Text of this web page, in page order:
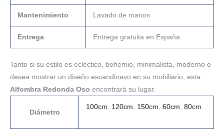
Mantenimiento Lavado de manos
Entrega Entrega gratuita en España
Tanto si su estilo es ecléctico, bohemio, minimalista, moderno o
desea mostrar un diseño escandinavo en su mobiliario, esta
Alfombra Redonda Oso encontrará su lugar.
Diámetro
100cm, 120cm, 150cm, 60cm, 80cm